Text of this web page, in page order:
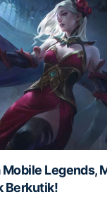
Legends,
Berkutik!